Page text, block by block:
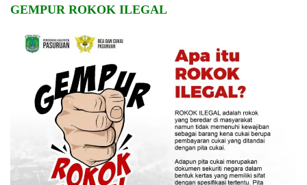
GEMPUR ROKOK ILEGAL